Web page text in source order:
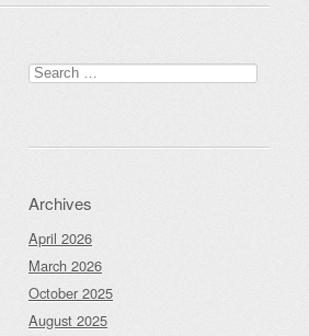
Search
for:
Archives
April 2026
March 2026
October 2025
August 2025